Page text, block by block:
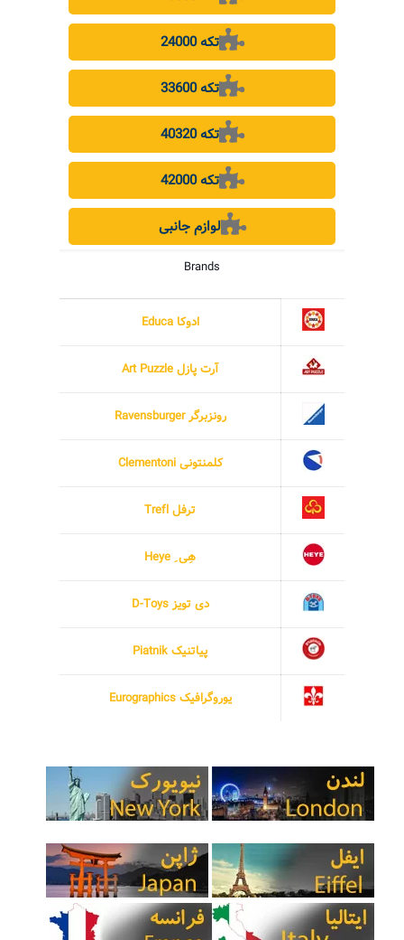
24000 تکه
33600 تکه
40320 تکه
42000 تکه
لوازم جانبی
Brands
ادوکا Educa
آرت پازل Art Puzzle
رونزبرگر Ravensburger
کلمنتونی Clementoni
ترفل Trefl
هِی ِ Heye
دی تویز D-Toys
پیاتنیک Piatnik
یوروگرافیک Eurographics